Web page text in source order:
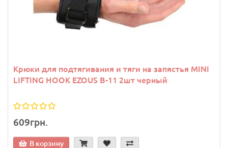
Крюки для подтягивания и тяги на запястья MINI
LIFTING HOOK EZOUS B-11 2шт черный
609грн.
В корзину